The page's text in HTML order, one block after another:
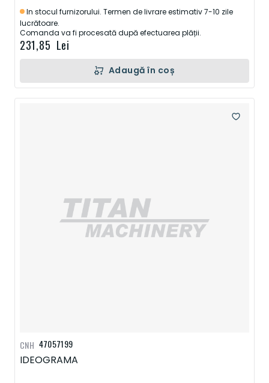
In stocul furnizorului. Termen de livrare estimativ 7-10 zile
lucrătoare.
Comanda va fi procesată după efectuarea plății.
231,85 Lei
Adaugă în coș
47057199
IDEOGRAMA
CNH